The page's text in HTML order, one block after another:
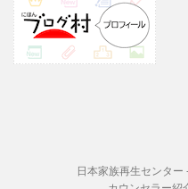
日本家族再生センター